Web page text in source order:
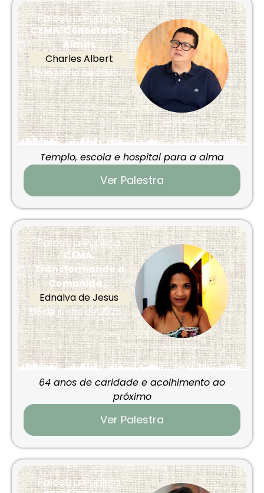
Palestra Pública
CEMA: Conectando
Almas
Charles Albert
15 de junho de 2025
Templo, escola e hospital para a alma
Ver Palestra
Palestra Pública
CEMA:
Transformando a
Comunida...
Ednalva de Jesus
08 de junho de 2025
64 anos de caridade e acolhimento ao
próximo
Ver Palestra
Palestra Pública